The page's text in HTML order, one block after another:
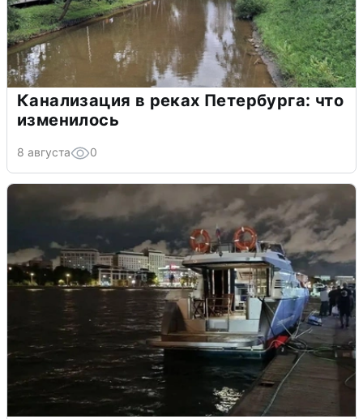
Канализация в реках Петербурга: что
изменилось
8 августа 0